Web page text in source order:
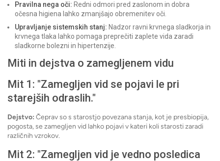
Pravilna nega oči: Redni odmori pred zaslonom in dobra
očesna higiena lahko zmanjšajo obremenitev oči.
Upravljanje sistemskih stanj: Nadzor ravni krvnega sladkorja in
krvnega tlaka lahko pomaga preprečiti zaplete vida zaradi
sladkorne bolezni in hipertenzije.
Miti in dejstva o zamegljenem vidu
Mit 1: "Zamegljen vid se pojavi le pri
starejših odraslih."
Dejstvo: Čeprav so s starostjo povezana stanja, kot je presbiopija,
pogosta, se zamegljen vid lahko pojavi v kateri koli starosti zaradi
različnih vzrokov.
Mit 2: "Zamegljen vid je vedno posledica